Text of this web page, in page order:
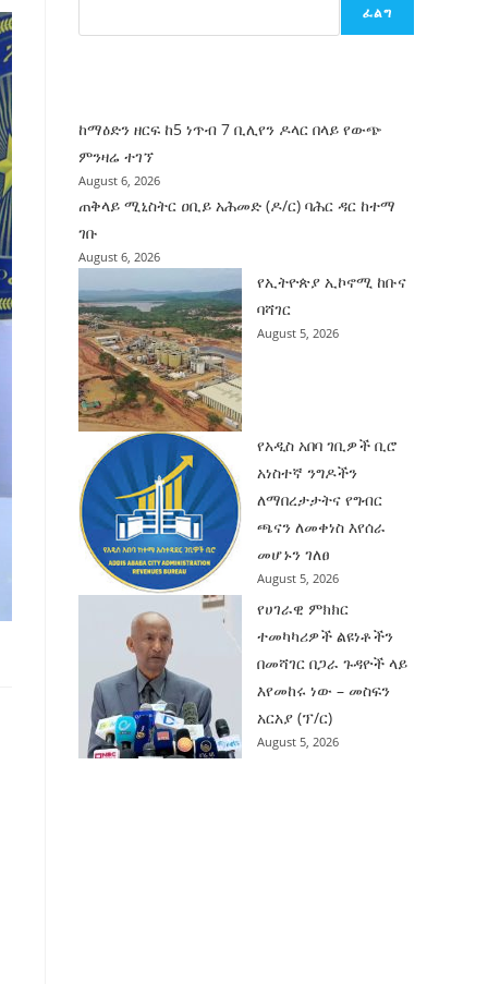
ፈልግ
ከማዕድን ዘርፍ ከ5 ነጥብ 7 ቢሊየን ዶላር በላይ የውጭ
ምንዛሬ ተገኘ
August 6, 2026
ጠቅላይ ሚኒስትር ዐቢይ አሕመድ (ዶ/ር) ባሕር ዳር ከተማ
ገቡ
August 6, 2026
የኢትዮጵያ ኢኮኖሚ ከቡና
ባሻገር
August 5, 2026
የአዲስ አበባ ገቢዎች ቢሮ
አነስተኛ ንግዶችን
ለማበረታታትና የግብር
ጫናን ለመቀነስ እየሰራ
መሆኑን ገለፀ
August 5, 2026
የሀገራዊ ምክክር
ተመካካሪዎች ልዩነቶችን
በመሻገር በጋራ ጉዳዮች ላይ
እየመከሩ ነው – መስፍን
አርአያ (ፕ/ር)
August 5, 2026